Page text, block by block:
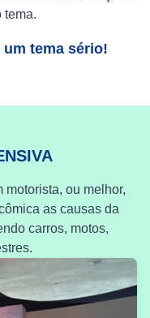
tema.
tema sério!
ou melhor,
as causas da
carros, motos,